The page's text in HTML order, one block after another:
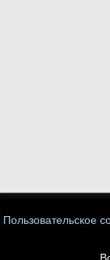
Пользовательское